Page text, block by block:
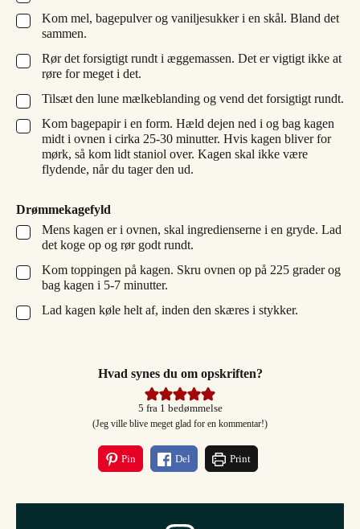
▢
Kom mel, bagepulver og vaniljesukker i en skål. Bland det
sammen.
▢
Rør det forsigtigt rundt i æggemassen. Det er vigtigt ikke at
røre for meget i det.
▢
Tilsæt den lune mælkeblanding og vend det forsigtigt rundt.
▢
Kom bagepapir i en form. Hæld dejen ned i og bag kagen
midt i ovnen i cirka 25-30 minutter. Hvis kagen bliver for
mørk, så kom lidt staniol over. Kagen skal ikke være
flydende, når du tager den ud.
Drømmekagefyld
▢
Mens kagen er i ovnen, skal ingredienserne i en gryde. Lad
det koge op og rør godt rundt.
▢
Kom toppingen på kagen. Skru ovnen op på 225 grader og
bag kagen i 5-7 minutter.
▢
Lad kagen køle helt af, inden den skæres i stykker.
Hvad synes du om opskriften?
5 fra 1 bedømmelse
(Jeg ville blive meget glad for en kommentar!)
Pin Del Print